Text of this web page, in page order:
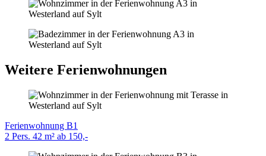
Weitere Ferienwohnungen
Ferienwohnung B1
2 Pers. 42 m² ab 150,-